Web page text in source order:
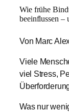
Wie frühe
beeinflussen –
Von Marc
Viele
viel Stress,
Was nur